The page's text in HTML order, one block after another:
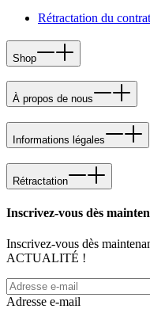
Rétractation du
Shop
À propos de nous
Informations légales
Rétractation
Inscrivez-vous dès
Inscrivez-vous dès
ACTUALITÉ !
Adresse e-mail